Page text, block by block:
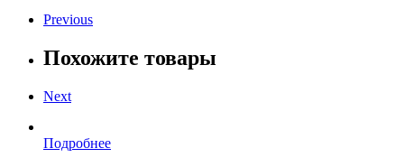
Previous
Похожите товары
Next
Подробнее